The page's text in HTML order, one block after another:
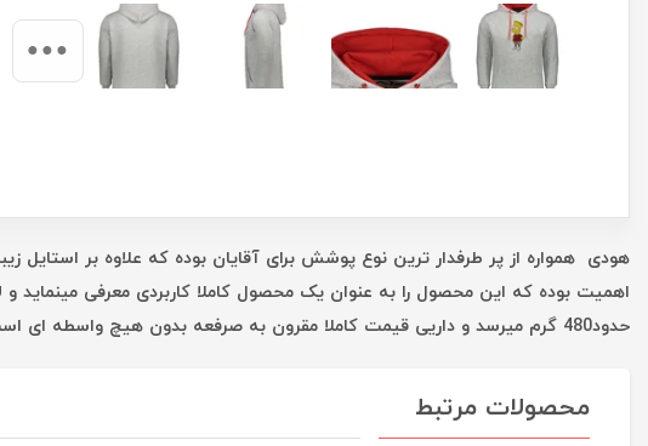
هودی همواره از پر طرفدار ترین نوع پوشش برای آقایان بوده که علاوه بر استایل
اهمیت بوده که این محصول را به عنوان یک محصول کاملا کاربردی معرفی
حدود480 گرم میرسد و داریی قیمت کاملا مقرون به صرفعه بدون هیچ واسطه ای است که همه این موارد شما را در یک خرید خوب یاری میکند.
محصولات مرتبط